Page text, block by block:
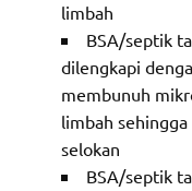
limbah
BSA/septik
dilengkapi
membunuh
limbah
selokan
BSA/septik